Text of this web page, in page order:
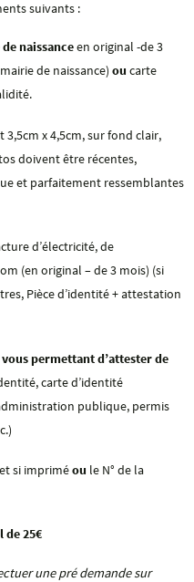
suivants :
naissanceen original -de 3
de naissance)ou carte
3,5cm x 4,5cm, sur fond clair,
doivent être récentes,
et parfaitement ressemblantes
d’électricité, de
(en original – de 3 mois) (si
Pièce d’identité + attestation
permettant d’attester de
carte d’identité
publique, permis
si impriméou le N° de la
de 25€
une pré demande sur